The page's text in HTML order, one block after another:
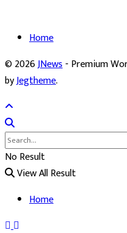
Home
© 2026JNews- Premium
byJegtheme.
No Result
View All Result
Home